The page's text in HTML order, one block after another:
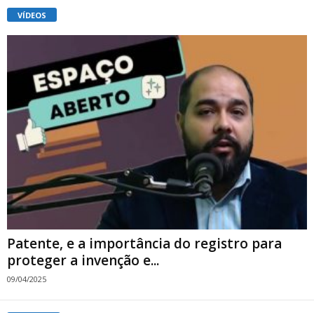
VÍDEOS
Patente, e a importância do registro para
proteger a invenção e...
09/04/2025